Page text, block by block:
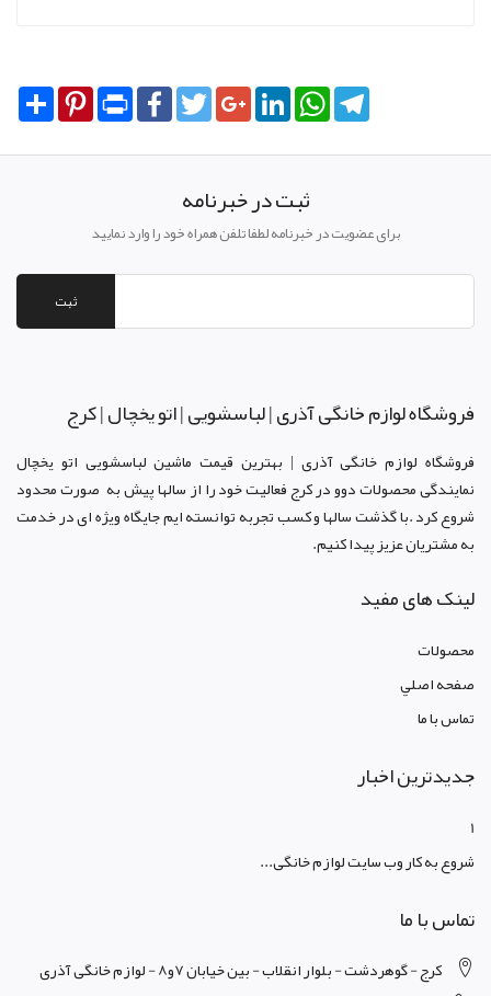
Share PinterestPrint FacebookTwitterGoogle+LinkedInWhatsApp
ثبت در خبرنامه
برای عضویت در خبرنامه لطفا تلفن همراه خود را وارد نمایید
ثبت
فروشگاه لوازم خانگی آذری | لباسشویی | اتو یخچال | کرج
فروشگاه لوازم خانگی آذری | بهترین قیمت ماشین لباسشویی اتو یخچال
نمایندگی محصولات دوو در کرجفعالیت خود را از سالها پیش به صورت محدود
شروع کرد .با گذشت سالها و کسب تجربه توانسته ایم جایگاه ویژه ای در خدمت
به مشتریان عزیز پیدا کنیم.
لینک های مفید
محصولات
صفحه اصلي
تماس با ما
جدیدترین اخبار
1
شروع به کار وب سایت لوازم خانگی...
تماس با ما
کرج - گوهردشت - بلوار انقلاب - بین خیابان 7و8 - لوازم خانگی آذری